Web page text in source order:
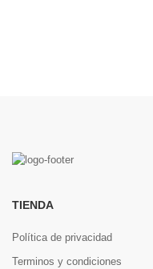
TIENDA
Política de privacidad
Terminos y condiciones